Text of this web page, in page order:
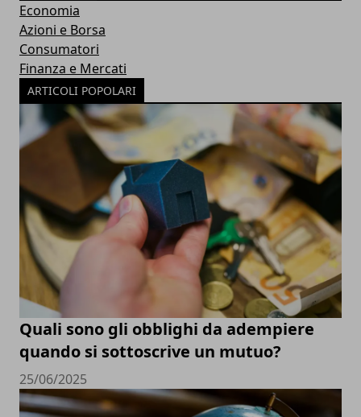
Economia
Azioni e Borsa
Consumatori
Finanza e Mercati
ARTICOLI POPOLARI
Quali sono gli obblighi da adempiere
quando si sottoscrive un mutuo?
25/06/2025